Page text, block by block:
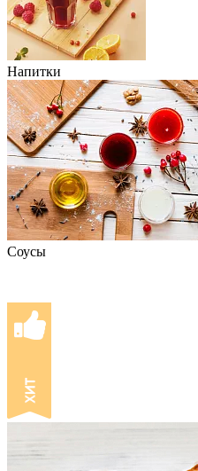
Напитки
Соусы